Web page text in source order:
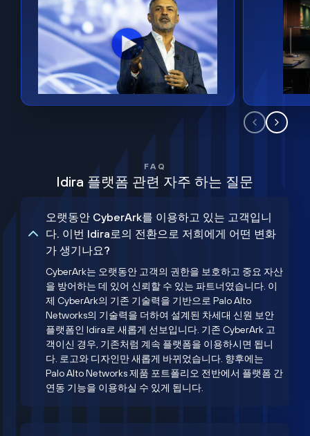
FAQ
Idira 플랫폼 관련 자주 하는 질문
오랫동안 CyberArk를 이용하고 있는 고객입니
다. 이번 Idira로의 전환으로 저희에게 어떤 변화
가 생기나요?
CyberArk는 오랫동안 고객의 권한을 보호하고 중요 자산
을 방어하는 데 있어 신뢰할 수 있는 파트너였습니다. 이
제 CyberArk의 기존 기술력을 기반으로 Palo Alto
Networks의 기술력을 더하여 설계된 차세대 신원 보안
플랫폼인 Idira로 새롭게 선보입니다. 기존 CyberArk 고
객이신 경우, 기존처럼 계속 플랫폼을 이용하시면 됩니
다. 로고와 디자인만 새롭게 바뀌었습니다. 향후에는
Palo Alto Networks 제품 포트폴리오 전반에서 플랫폼 간
연동 기능을 이용하실 수 있게 됩니다.